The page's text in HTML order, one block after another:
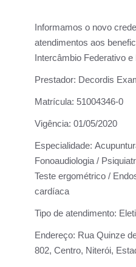
Informamos o novo
atendimentos aos
Intercâmbio Federativo e
Prestador: Decordis
Matrícula: 51004346-0
Vigência: 01/05/2020
Especialidade:
Fonoaudiologia /
Teste ergométrico /
cardíaca
Tipo de atendimento:
Endereço: Rua Quinze
802, Centro, Niterói,